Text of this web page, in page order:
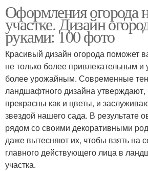
Оформления огорода
участке. Дизайн
руками: 100 фото
Красивый дизайн огорода поможет
не только более привлекательным
более урожайным. Современные
ландшафтного дизайна
прекрасны как и цветы, и
звездой нашего сада. В результате
рядом со своими декоративными
даже вытесняют их, чтобы взять на
главного действующего лица в
участка.